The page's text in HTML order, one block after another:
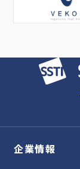
企業情報